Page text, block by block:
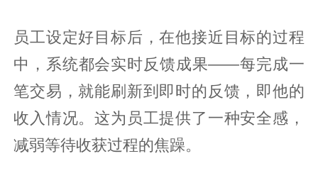
员工设定好目标后，在他接近目标的过程
中，系统都会实时反馈成果——每完成一
笔交易，就能刷新到即时的反馈，即他的
收入情况。这为员工提供了一种安全感，
减弱等待收获过程的焦躁。